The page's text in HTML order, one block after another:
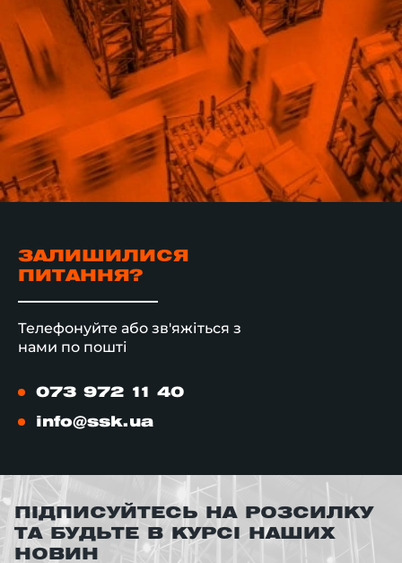
ЗАЛИШИЛИСЯ
ПИТАННЯ?
Телефонуйте або зв'яжіться з
нами по пошті
073 972 11 40
info@ssk.ua
ПІДПИСУЙТЕСЬ НА РОЗСИЛКУ
ТА БУДЬТЕ В КУРСІ НАШИХ
НОВИН